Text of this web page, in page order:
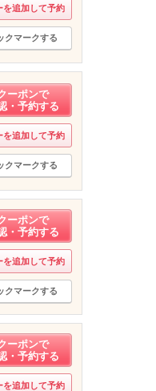
を追加して予約
クマークする
ーポンで
・予約する
を追加して予約
クマークする
ーポンで
・予約する
を追加して予約
クマークする
ーポンで
・予約する
を追加して予約